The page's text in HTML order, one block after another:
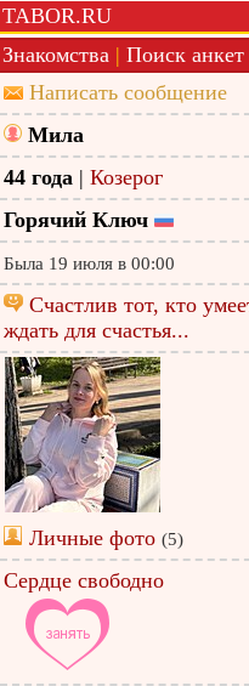
TABOR.RU
Знакомства | Поиск анкет
Написать сообщение
Мила
44 года | Козерог
Горячий Ключ
Была 19 июля в 00:00
Счастлив тот, кто
ждать для счастья...
Личные фото (5)
Сердце свободно